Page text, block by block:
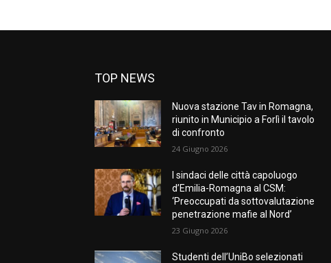
TOP NEWS
Nuova stazione Tav in Romagna,
riunito in Municipio a Forlì il tavolo
di confronto
24 Giugno 2026
I sindaci delle città capoluogo
d’Emilia-Romagna al CSM:
‘Preoccupati da sottovalutazione
penetrazione mafie al Nord’
23 Giugno 2026
Studenti dell’UniBo selezionati